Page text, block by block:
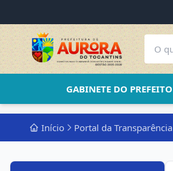
GABINETE DO PREFEITO
Início Portal da Transparência